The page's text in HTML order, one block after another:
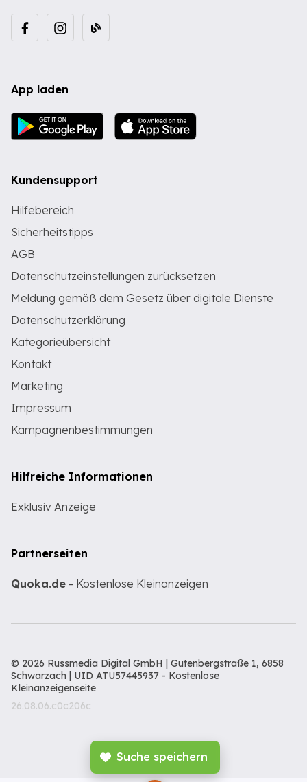
Suche speichern
App laden
Kundensupport
Hilfebereich
Sicherheitstipps
AGB
Datenschutzeinstellungen zurücksetzen
Meldung gemäß dem Gesetz über digitale Dienste
Datenschutzerklärung
Kategorieübersicht
Kontakt
Marketing
Impressum
Kampagnenbestimmungen
Hilfreiche Informationen
Exklusiv Anzeige
Partnerseiten
Quoka.de - Kostenlose Kleinanzeigen
© 2026 Russmedia Digital GmbH | Gutenbergstraße 1, 6858
Schwarzach | UID ATU57445937 - Kostenlose
Kleinanzeigenseite
26.08.06.c0c206c